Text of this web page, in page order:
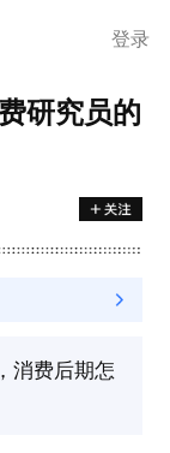
登录
研究员的
消费后期怎